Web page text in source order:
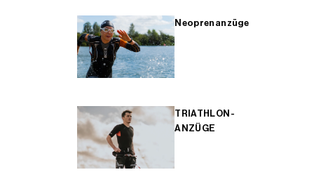
Neoprenanzüge
TRIATHLON-
ANZÜGE